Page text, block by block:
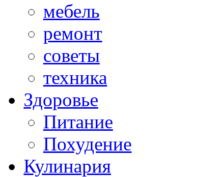
мебель
ремонт
советы
техника
Здоровье
Питание
Похудение
Кулинария